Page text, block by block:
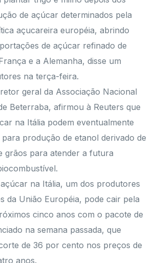
de açúcar determinados pela
açucareira européia, abrindo
de açúcar refinado de
e a Alemanha, disse um
na terça-feira.
geral da Associação Nacional
Beterraba, afirmou à Reuters que
na Itália podem eventualmente
produção de etanol derivado de
grãos para atender a futura
na Itália, um dos produtores
da União Européia, pode cair pela
cinco anos com o pacote de
na semana passada, que
de 36 por cento nos preços de
anos.